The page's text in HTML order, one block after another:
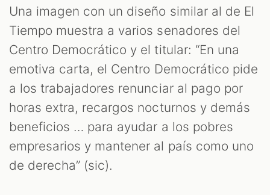
Una imagen con un diseño similar al de El
Tiempo muestra a varios senadores del
Centro Democrático y el titular: “En una
emotiva carta, el Centro Democrático pide
a los trabajadores renunciar al pago por
horas extra, recargos nocturnos y demás
beneficios … para ayudar a los pobres
empresarios y mantener al país como uno
de derecha” (sic).